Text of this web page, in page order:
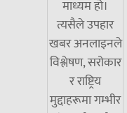
माध्यम हो।
त्यसैले उपहार
खबर अनलाइनले
विश्लेषण, सरोकार
र राष्ट्रिय
मुद्दाहरूमा गम्भीर